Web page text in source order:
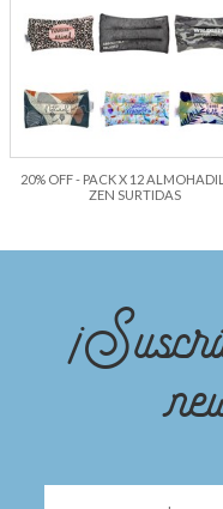
20% OFF - PACK X 12
ZEN SURTIDAS